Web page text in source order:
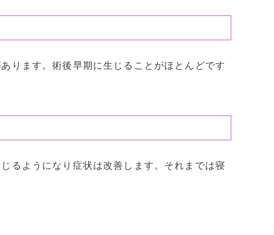
ります。術後早期に生じることがほとんどです
るようになり症状は改善します。それまでは寝